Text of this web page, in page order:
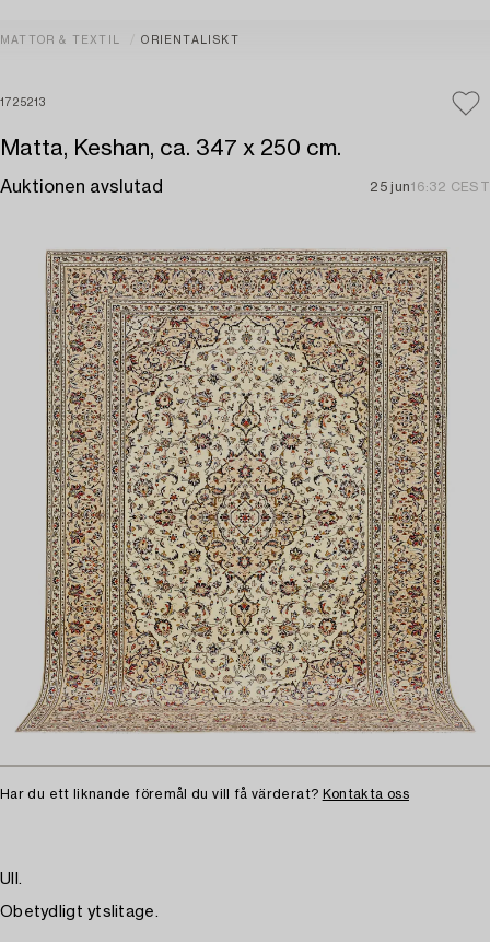
MATTOR & TEXTIL ORIENTALISKT
1725213
Matta, Keshan, ca. 347 x 250 cm.
Auktionen avslutad 25 jun16:32 CEST
Har du ett liknande föremål du vill få värderat? Kontakta oss
Ull.
Obetydligt ytslitage.